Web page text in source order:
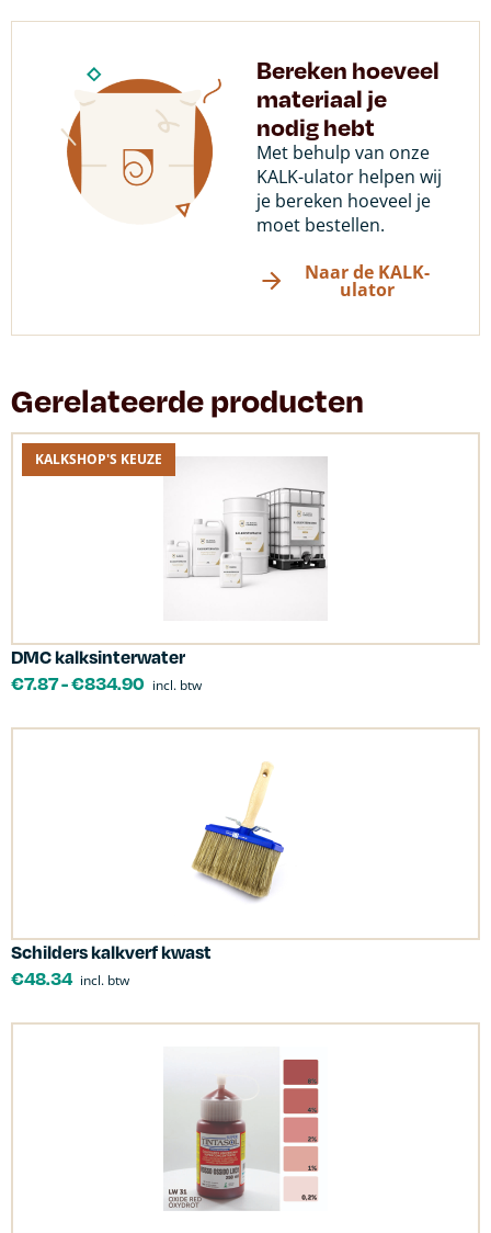
Bereken hoeveel
materiaal je
nodig hebt
Met behulp van onze
KALK-ulator helpen wij
je bereken hoeveel je
moet bestellen.
Naar de KALK-
ulator
Gerelateerde producten
KALKSHOP'S KEUZE
DMC kalksinterwater
€7.87-€834.90 incl. btw
Schilders kalkverf kwast
€48.34 incl. btw